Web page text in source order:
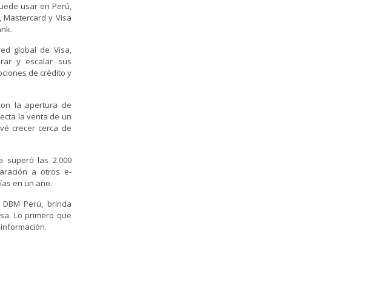
usar en Perú,
y Visa
global de Visa,
y escalar sus
de crédito y
la apertura de
la venta de un
crecer cerca de
superó las 2.000
a otros e-
en un año.
Perú, brinda
Lo primero que